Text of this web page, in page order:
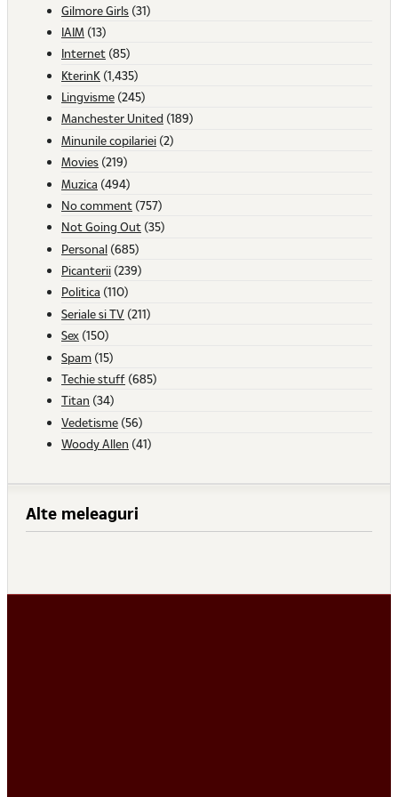
Gilmore Girls (31)
IAIM (13)
Internet (85)
KterinK (1,435)
Lingvisme (245)
Manchester United (189)
Minunile copilariei (2)
Movies (219)
Muzica (494)
No comment (757)
Not Going Out (35)
Personal (685)
Picanterii (239)
Politica (110)
Seriale si TV (211)
Sex (150)
Spam (15)
Techie stuff (685)
Titan (34)
Vedetisme (56)
Woody Allen (41)
Alte meleaguri